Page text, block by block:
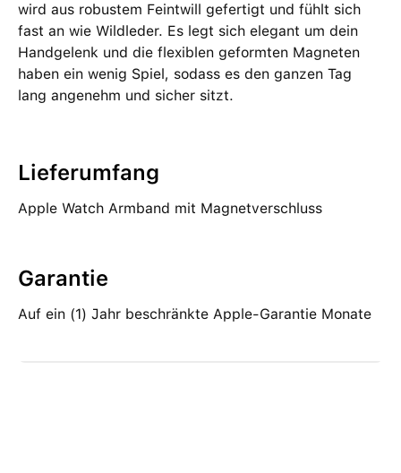
wird aus robustem Feintwill gefertigt und fühlt sich
fast an wie Wildleder. Es legt sich elegant um dein
Handgelenk und die flexiblen geformten Magneten
haben ein wenig Spiel, sodass es den ganzen Tag
lang angenehm und sicher sitzt.
Lieferumfang
Apple Watch Armband mit Magnetverschluss
Garantie
Auf ein (1) Jahr beschränkte Apple-Garantie Monate